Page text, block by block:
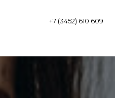
+7 (3452) 610 609